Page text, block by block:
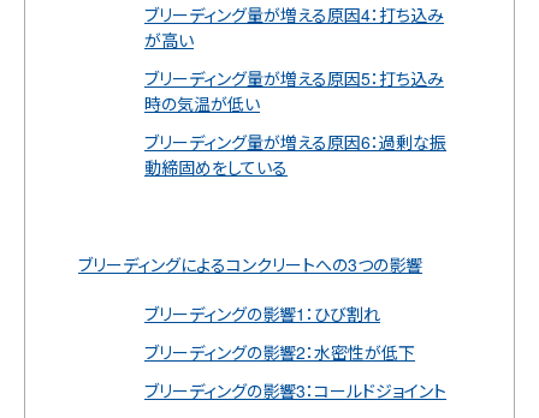
ブリーディング量が増える原因4：打ち込み
が高い
ブリーディング量が増える原因5：打ち込み
時の気温が低い
ブリーディング量が増える原因6：過剰な振
動締固めをしている
ブリーディングによるコンクリートへの3つの影響
ブリーディングの影響1：ひび割れ
ブリーディングの影響2：水密性が低下
ブリーディングの影響3：コールドジョイント